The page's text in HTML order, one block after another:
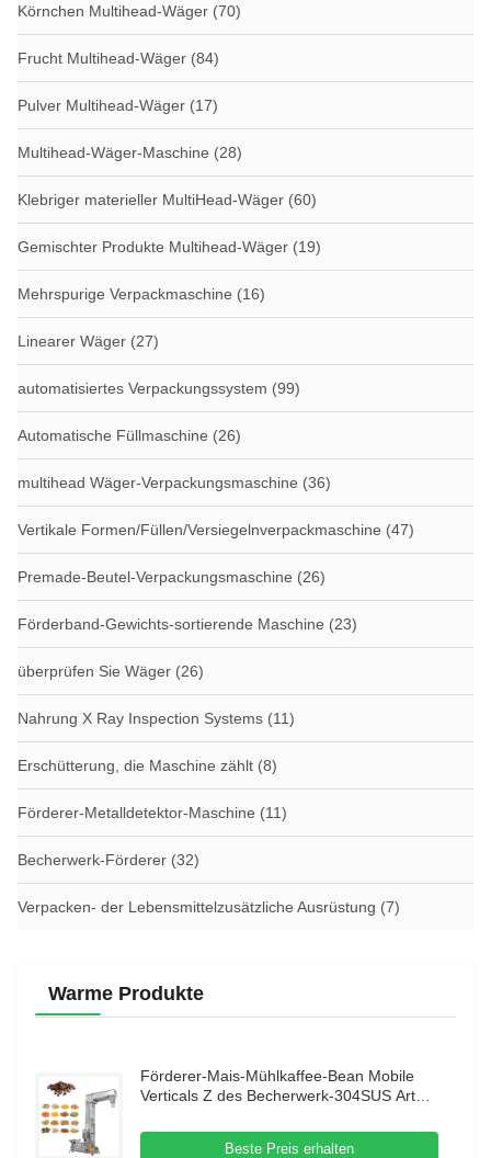
Körnchen Multihead-Wäger (70)
Frucht Multihead-Wäger (84)
Pulver Multihead-Wäger (17)
Multihead-Wäger-Maschine (28)
Klebriger materieller MultiHead-Wäger (60)
Gemischter Produkte Multihead-Wäger (19)
Mehrspurige Verpackmaschine (16)
Linearer Wäger (27)
automatisiertes Verpackungssystem (99)
Automatische Füllmaschine (26)
multihead Wäger-Verpackungsmaschine (36)
Vertikale Formen/Füllen/Versiegelnverpackmaschine (47)
Premade-Beutel-Verpackungsmaschine (26)
Förderband-Gewichts-sortierende Maschine (23)
überprüfen Sie Wäger (26)
Nahrung X Ray Inspection Systems (11)
Erschütterung, die Maschine zählt (8)
Förderer-Metalldetektor-Maschine (11)
Becherwerk-Förderer (32)
Verpacken- der Lebensmittelzusätzliche Ausrüstung (7)
Warme Produkte
Förderer-Mais-Mühlkaffee-Bean Mobile
Verticals Z des Becherwerk-304SUS Art
Beste Preis erhalten